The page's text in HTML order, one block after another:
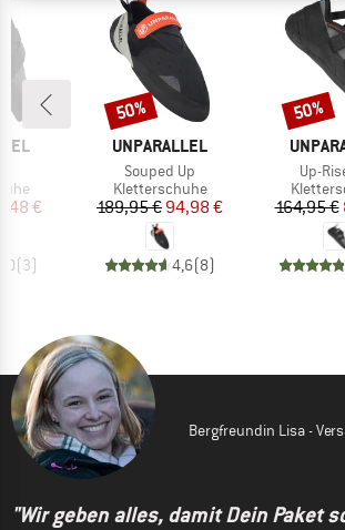
Preis
€
(3)
MARKE
UNPARALLEL
Artikel
Souped Up
Produktgruppe
Kletterschuhe
Preis
189,95 €reduzierter Preis
94,98 €
4,6(8)
Rabatt
50%
MARKE
Artikel
Up-
164,95 €
Rabatt
50%
Bergfreundin Lisa -
"Wir geben alles, damit Dein Paket